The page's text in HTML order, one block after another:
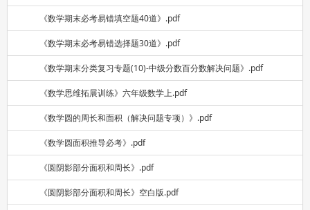
《数学期末必考易错填空题40道》.pdf
《数学期末必考易错选择题30道》.pdf
《数学期末分类复习专题(10)-中级分数百分数解决问题》.pdf
《数学思维拓展训练》六年级数学上.pdf
《数学圆的周长和面积（解决问题专项）》.pdf
《数学圆面积推导必考》.pdf
《圆阴影部分面积和周长》.pdf
《圆阴影部分面积和周长》空白版.pdf